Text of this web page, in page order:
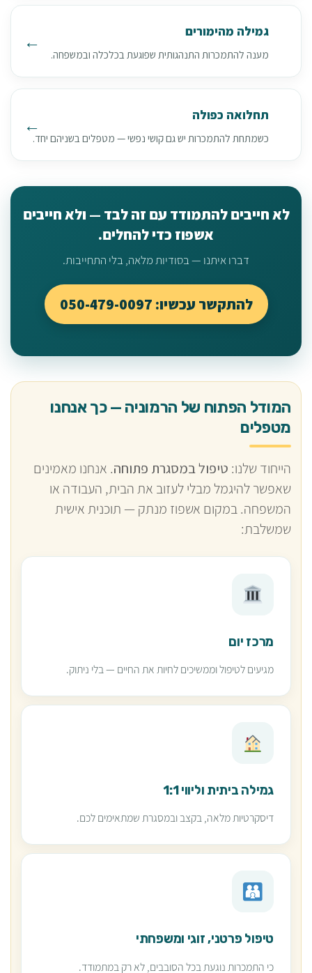
גמילה מהימורים
מענה להתמכרות התנהגותית שפוגעת בכלכלה ובמשפחה.
תחלואה כפולה
כשמתחת להתמכרות יש גם קושי נפשי — מטפלים בשניהם יחד.
לא חייבים להתמודד עם זה לבד — ולא חייבים
אשפוז כדי להחלים.
דברו איתנו — בסודיות מלאה, בלי התחייבות.
להתקשר עכשיו: 050-479-0097
המודל הפתוח של הרמוניה — כך אנחנו
מטפלים
הייחוד שלנו: טיפול במסגרת פתוחה. אנחנו מאמינים
שאפשר להיגמל מבלי לעזוב את הבית, העבודה או
המשפחה. במקום אשפוז מנתק — תוכנית אישית
שמשלבת:
מרכז יום
מגיעים לטיפול וממשיכים לחיות את החיים — בלי ניתוק.
גמילה ביתית וליווי 1:1
דיסקרטיות מלאה, בקצב ובמסגרת שמתאימים לכם.
טיפול פרטני, זוגי ומשפחתי
כי התמכרות נוגעת בכל הסובבים, לא רק במתמודד.